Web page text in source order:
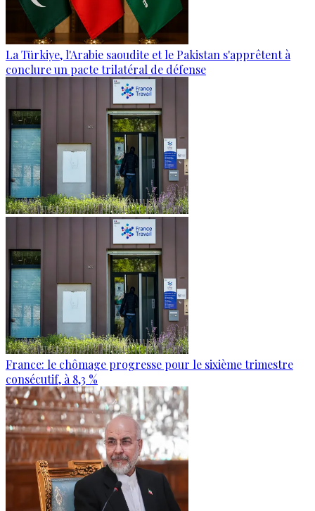
La Türkiye, l'Arabie saoudite et le Pakistan s'apprêtent à
conclure un pacte trilatéral de défense
France: le chômage progresse pour le sixième trimestre
consécutif, à 8,3 %